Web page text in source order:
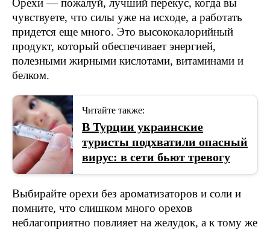
Орехи — пожалуй, лучший перекус, когда вы
чувствуете, что силы уже на исходе, а работать
придется еще много. Это высококалорийный
продукт, который обеспечивает энергией,
полезными жирными кислотами, витаминами и
белком.
Читайте также:
В Турции украинские
туристы подхватили опасный
вирус: в сети бьют тревогу
Выбирайте орехи без ароматизаторов и соли и
помните, что слишком много орехов
неблагоприятно повлияет на желудок, а к тому же